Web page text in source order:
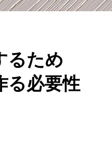
るため
る必要性